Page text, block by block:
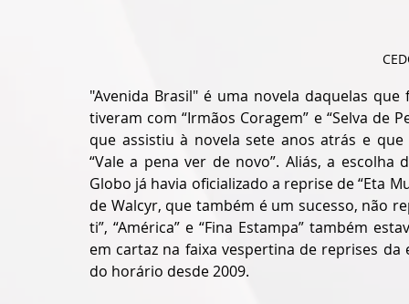
"Avenida Brasil" é uma novela daquelas
tiveram com “Irmãos Coragem” e “Selva de
que assistiu à novela sete anos atrás e
“Vale a pena ver de novo”. Aliás, a
Globo já havia oficializado a reprise de “Eta
de Walcyr, que também é um sucesso, não
ti”, “América” e “Fina Estampa” também
em cartaz na faixa vespertina de reprises
do horário desde 2009.